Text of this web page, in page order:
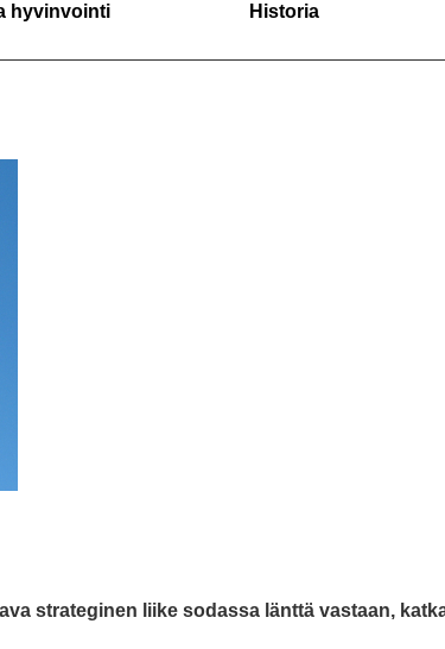
hyvinvointi Historia
strateginen liike sodassa länttä vastaan,